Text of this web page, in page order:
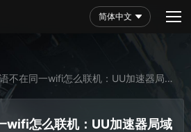
简体中文
不在同一wifi怎么联机：UU加速器局域
！
wifi怎么联机：UU加速器局域